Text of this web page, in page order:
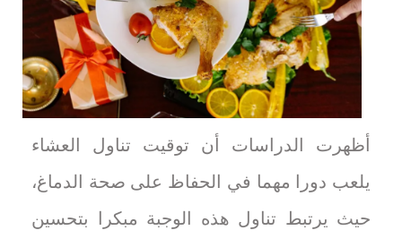
أظهرت الدراسات أن توقيت تناول العشاء
يلعب دورا مهما في الحفاظ على صحة الدماغ،
حيث يرتبط تناول هذه الوجبة مبكرا بتحسين